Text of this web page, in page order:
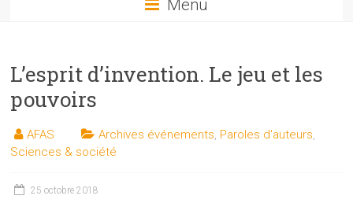
les
sciences
et
les
techniques
du
Menu
L’esprit d’invention. Le jeu et les
pouvoirs
AFAS Archives événements, Paroles d'auteurs,
Sciences & société
25 octobre 2018